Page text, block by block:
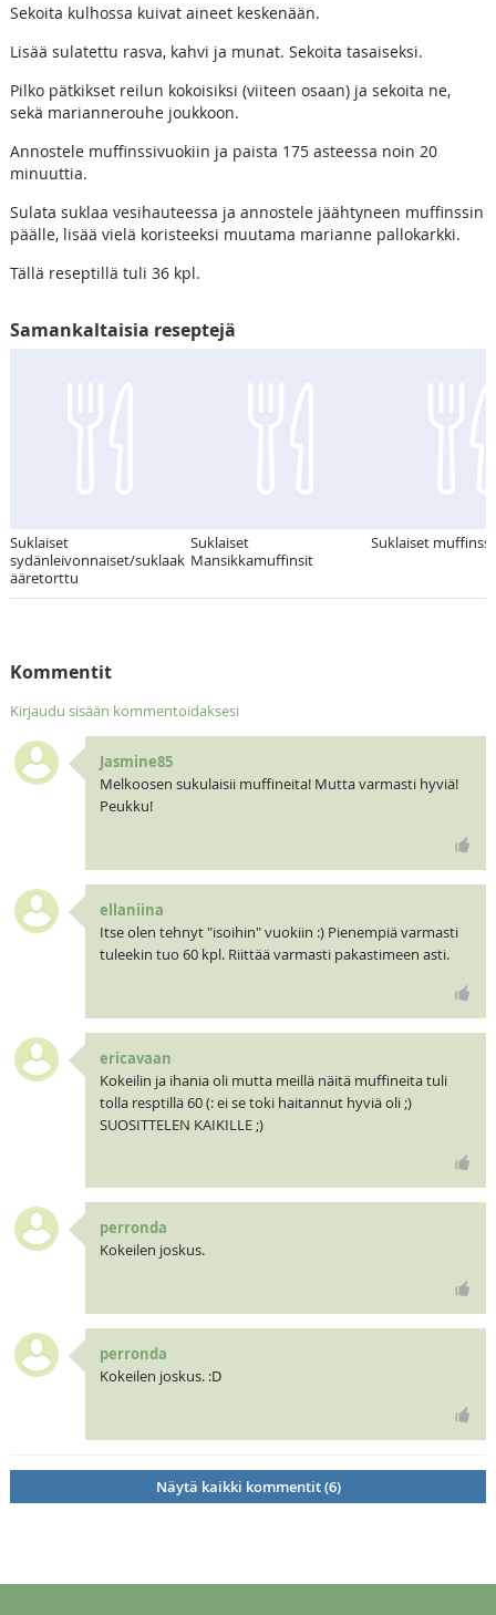
Sekoita kulhossa kuivat aineet keskenään.
Lisää sulatettu rasva, kahvi ja munat. Sekoita tasaiseksi.
Pilko pätkikset reilun kokoisiksi (viiteen osaan) ja sekoita ne,
sekä mariannerouhe joukkoon.
Annostele muffinssivuokiin ja paista 175 asteessa noin 20
minuuttia.
Sulata suklaa vesihauteessa ja annostele jäähtyneen muffinssin
päälle, lisää vielä koristeeksi muutama marianne pallokarkki.
Tällä reseptillä tuli 36 kpl.
Samankaltaisia reseptejä
Suklaiset
sydänleivonnaiset/suklaak
ääretorttu
Suklaiset
Mansikkamuffinsit
Suklaiset
Kommentit
Kirjaudu sisään kommentoidaksesi
Jasmine85
Melkoosen sukulaisii muffineita! Mutta varmasti hyviä!
Peukku!
ellaniina
Itse olen tehnyt "isoihin" vuokiin :) Pienempiä varmasti
tuleekin tuo 60 kpl. Riittää varmasti pakastimeen asti.
ericavaan
Kokeilin ja ihania oli mutta meillä näitä muffineita tuli
tolla resptillä 60 (: ei se toki haitannut hyviä oli ;)
SUOSITTELEN KAIKILLE ;)
perronda
Kokeilen joskus.
perronda
Kokeilen joskus. :D
Näytä kaikki kommentit (6)